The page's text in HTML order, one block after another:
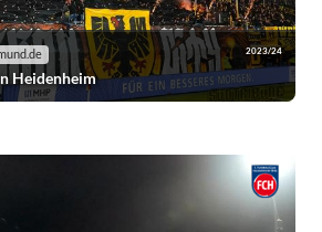
2023/24
Heidenheim